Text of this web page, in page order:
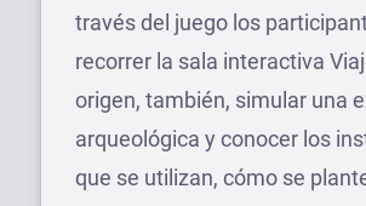
través del juego los
recorrer la sala interactiva
origen, también, simular una
arqueológica y conocer los
que se utilizan, cómo se